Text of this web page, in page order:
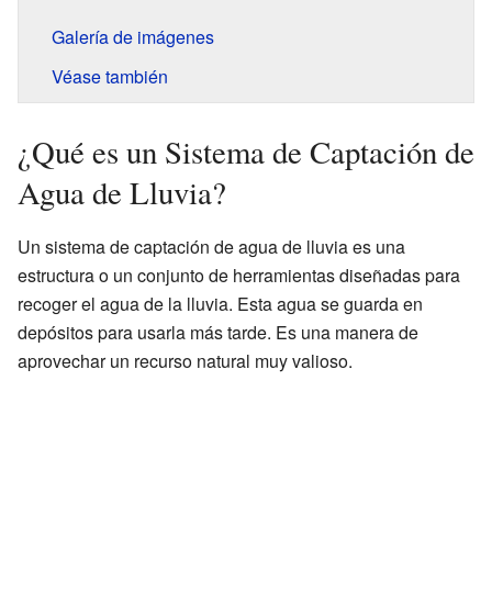
Galería de imágenes
Véase también
¿Qué es un Sistema de Captación de
Agua de Lluvia?
Un sistema de captación de agua de lluvia es una
estructura o un conjunto de herramientas diseñadas para
recoger el agua de la lluvia. Esta agua se guarda en
depósitos para usarla más tarde. Es una manera de
aprovechar un recurso natural muy valioso.